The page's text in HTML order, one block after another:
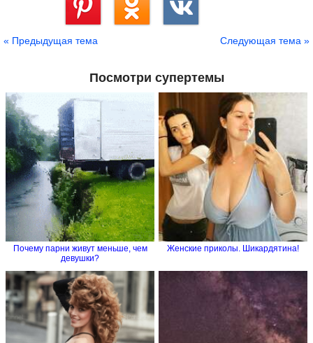
« Предыдущая тема Следующая тема »
Посмотри супертемы
Почему парни живут меньше, чем
девушки?
Женские приколы. Шикардятина!